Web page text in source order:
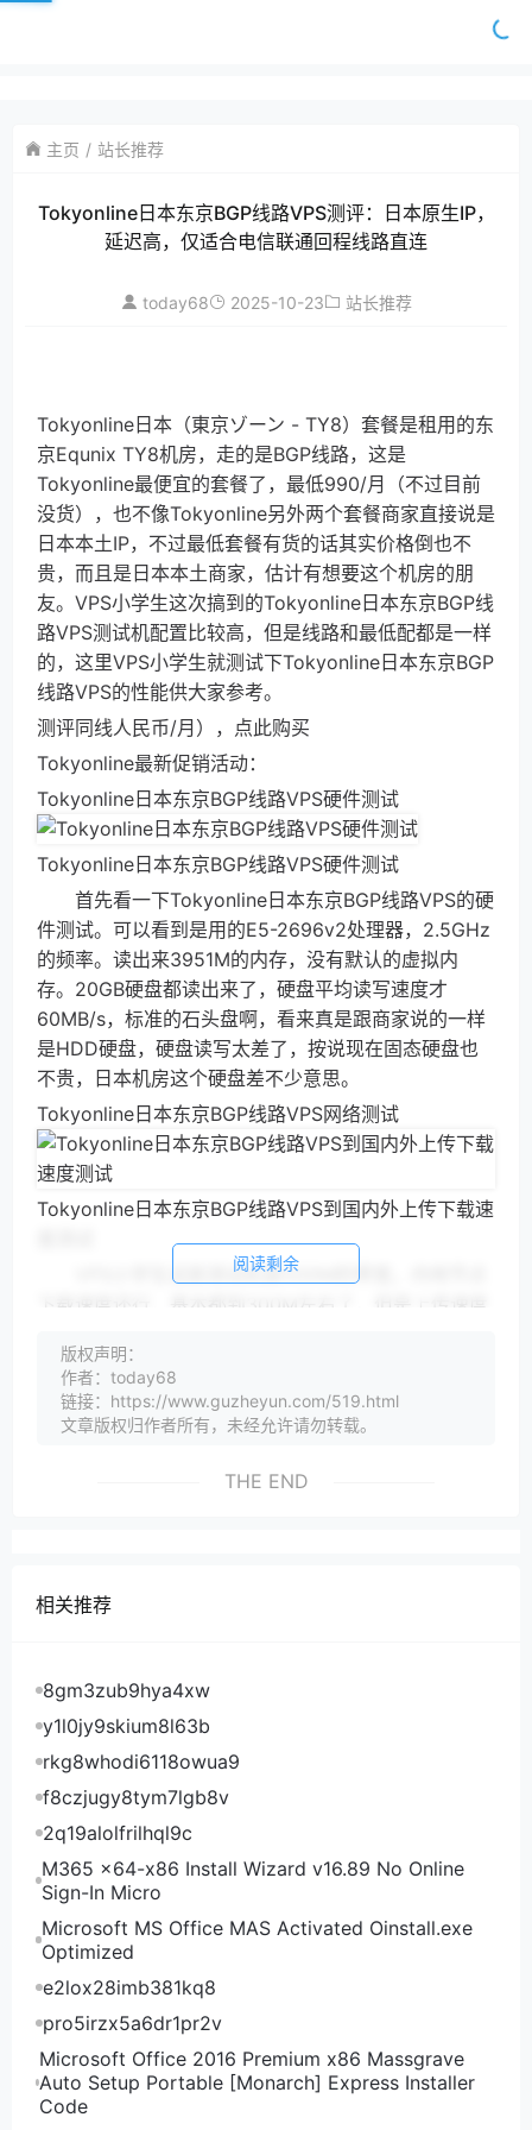
主页 站长推荐
Tokyonline日本东京BGP线路VPS测评：日本原生IP，
延迟高，仅适合电信联通回程线路直连
today68 2025-10-23 站长推荐
Tokyonline日本（東京ゾーン - TY8）套餐是租用的东
京Equnix TY8机房，走的是BGP线路，这是
Tokyonline最便宜的套餐了，最低990/月（不过目前
没货），也不像Tokyonline另外两个套餐商家直接说是
日本本土IP，不过最低套餐有货的话其实价格倒也不
贵，而且是日本本土商家，估计有想要这个机房的朋
友。VPS小学生这次搞到的Tokyonline日本东京BGP线
路VPS测试机配置比较高，但是线路和最低配都是一样
的，这里VPS小学生就测试下Tokyonline日本东京BGP
线路VPS的性能供大家参考。
测评同线人民币/月），点此购买
Tokyonline最新促销活动：
Tokyonline日本东京BGP线路VPS硬件测试
Tokyonline日本东京BGP线路VPS硬件测试
首先看一下Tokyonline日本东京BGP线路VPS的硬
件测试。可以看到是用的E5-2696v2处理器，2.5GHz
的频率。读出来3951M的内存，没有默认的虚拟内
存。20GB硬盘都读出来了，硬盘平均读写速度才
60MB/s，标准的石头盘啊，看来真是跟商家说的一样
是HDD硬盘，硬盘读写太差了，按说现在固态硬盘也
不贵，日本机房这个硬盘差不少意思。
Tokyonline日本东京BGP线路VPS网络测试
Tokyonline日本东京BGP线路VPS到国内外上传下载速
VPS小学生这款测试机是500M的带宽，内地节点
下载速度还行，基本都到300M左右了，但是上传速度
较差。不过亚太沿海机房倒是上传下载速度基本都跑满
带宽了。
Tokyonline日本东京BGP线路VPS电信回程路由
Tokyonline日本东京BGP线路VPS联通去程路由
Tokyonline日本东京BGP线路VPS联通回程路由
Tokyonline日本东京BGP线路VPS移动去程路由
Tokyonline日本东京BGP线路VPS移动回程路由
可以看到，Tokyonline日本东京BGP线路VPS电信
去程先到欧洲，然后绕到美国，然后再到日本，这等于
绕地球一圈了，延迟超高，回程是直连回程还不错；联
通去程绕美国，回程大部分节点是直连回程；移动去程
阅读剩余
版权声明：
作者：today68
链接：https://www.guzheyun.com/519.html
文章版权归作者所有，未经允许请勿转载。
THE END
相关推荐
8gm3zub9hya4xw
y1l0jy9skium8l63b
rkg8whodi6118owua9
f8czjugy8tym7lgb8v
2q19alolfrilhql9c
M365 x64-x86 Install Wizard v16.89 No Online
Sign-In Micro
Microsoft MS Office MAS Activated Oinstall.exe
Optimized
e2lox28imb381kq8
pro5irzx5a6dr1pr2v
Microsoft Office 2016 Premium x86 Massgrave
Auto Setup Portable [Monarch] Express Installer
Code